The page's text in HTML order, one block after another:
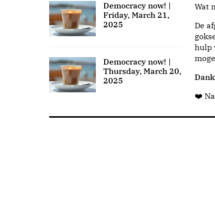
Democracy now! |
Friday, March 21,
2025
Democracy now! |
Thursday, March 20,
2025
Wat
De
hulp
❤️